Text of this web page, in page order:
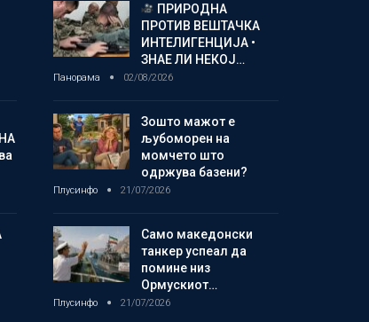
ПРИРОДНА
ПРОТИВ ВЕШТАЧКА
ИНТЕЛИГЕНЦИЈА •
ЗНАЕ ЛИ НЕКОЈ…
Панорама 02/08/2026
Зошто мажот е
љубоморен на
момчето што
одржува базени?
Плусинфо 21/07/2026
Само македонски
танкер успеал да
помине низ
Ормускиот…
Плусинфо 21/07/2026